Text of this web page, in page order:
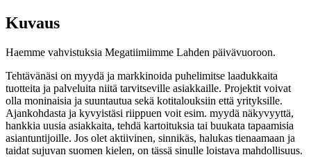
Kuvaus
Haemme vahvistuksia Megatiimiimme Lahden päivävuoroon.
Tehtävänäsi on myydä ja markkinoida puhelimitse laadukkaita
tuotteita ja palveluita niitä tarvitseville asiakkaille. Projektit voivat
olla moninaisia ja suuntautua sekä kotitalouksiin että yrityksille.
Ajankohdasta ja kyvyistäsi riippuen voit esim. myydä näkyvyyttä,
hankkia uusia asiakkaita, tehdä kartoituksia tai buukata tapaamisia
asiantuntijoille. Jos olet aktiivinen, sinnikäs, halukas tienaamaan ja
taidat sujuvan suomen kielen, on tässä sinulle loistava mahdollisuus.